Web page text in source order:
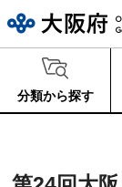
分類から探す